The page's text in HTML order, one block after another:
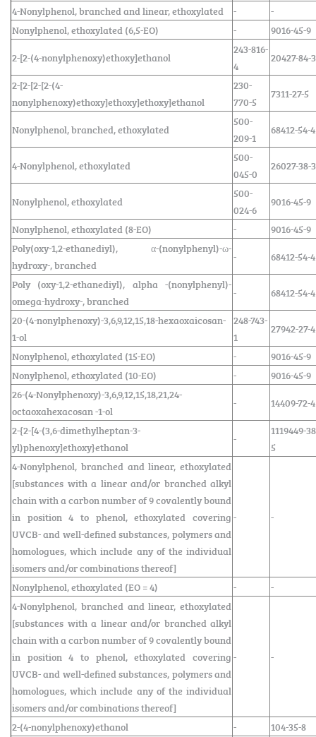
4-Nonylphenol, branched and linear, ethoxylated
-
-
Nonylphenol, ethoxylated (6,5-EO)
-
9016-45-9
2-[2-(4-nonylphenoxy)ethoxy]ethanol
243-816-
4
20427-84-3
2-[2-[2-[2-(4-
nonylphenoxy)ethoxy]ethoxy]ethoxy]ethanol
230-
770-5
7311-27-5
Nonylphenol, branched, ethoxylated
500-
209-1
68412-54-4
4-Nonylphenol, ethoxylated
500-
045-0
26027-38-3
Nonylphenol, ethoxylated
500-
024-6
9016-45-9
Nonylphenol, ethoxylated (8-EO)
-
9016-45-9
Poly(oxy-1,2-ethanediyl), α-(nonylphenyl)-ω-
hydroxy-, branched
-
68412-54-4
Poly (oxy-1,2-ethanediyl), alpha -(nonylphenyl)-
omega-hydroxy-, branched
-
68412-54-4
20-(4-nonylphenoxy)-3,6,9,12,15,18-hexaoxaicosan-
1-ol
248-743-
1
27942-27-4
Nonylphenol, ethoxylated (15-EO)
-
9016-45-9
Nonylphenol, ethoxylated (10-EO)
-
9016-45-9
26-(4-Nonylphenoxy)-3,6,9,12,15,18,21,24-
octaoxahexacosan -1-ol
-
14409-72-4
2-{2-[4-(3,6-dimethylheptan-3-
yl)phenoxy]ethoxy}ethanol
-
1119449-
5
4-Nonylphenol, branched and linear, ethoxylated
[substances with a linear and/or branched alkyl
chain with a carbon number of 9 covalently bound
in position 4 to phenol, ethoxylated covering
UVCB- and well-defined substances, polymers and
homologues, which include any of the individual
isomers and/or combinations thereof]
- -
Nonylphenol, ethoxylated (EO = 4) -
-
4-Nonylphenol, branched and linear, ethoxylated
[substances with a linear and/or branched alkyl
chain with a carbon number of 9 covalently bound
in position 4 to phenol, ethoxylated covering
UVCB- and well-defined substances, polymers and
homologues, which include any of the individual
isomers and/or combinations thereof]
- -
2-(4-nonylphenoxy)ethanol -
104-35-8